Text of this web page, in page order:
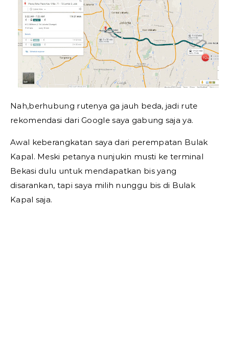
Nah,berhubung rutenya ga jauh beda, jadi rute
rekomendasi dari Google saya gabung saja ya.
Awal keberangkatan saya dari perempatan Bulak
Kapal. Meski petanya nunjukin musti ke terminal
Bekasi dulu untuk mendapatkan bis yang
disarankan, tapi saya milih nunggu bis di Bulak
Kapal saja.